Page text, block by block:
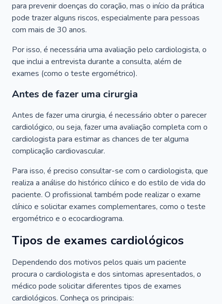
para prevenir doenças do coração, mas o início da prática
pode trazer alguns riscos, especialmente para pessoas
com mais de 30 anos.
Por isso, é necessária uma avaliação pelo cardiologista, o
que inclui a entrevista durante a consulta, além de
exames (como o teste ergométrico).
Antes de fazer uma cirurgia
Antes de fazer uma cirurgia, é necessário obter o parecer
cardiológico, ou seja, fazer uma avaliação completa com o
cardiologista para estimar as chances de ter alguma
complicação cardiovascular.
Para isso, é preciso consultar-se com o cardiologista, que
realiza a análise do histórico clínico e do estilo de vida do
paciente. O profissional também pode realizar o exame
clínico e solicitar exames complementares, como o teste
ergométrico e o ecocardiograma.
Tipos de exames cardiológicos
Dependendo dos motivos pelos quais um paciente
procura o cardiologista e dos sintomas apresentados, o
médico pode solicitar diferentes tipos de exames
cardiológicos. Conheça os principais: